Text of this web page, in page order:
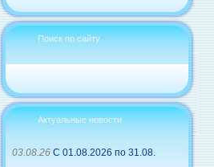
Поиск по сайту
Актуальные новости
03.08.26 С 01.08.2026 по 31.08.